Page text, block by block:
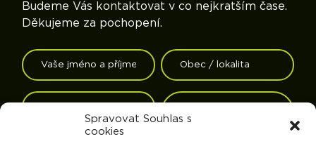
Spravovat Souhlas s
cookies
Budeme Vás kontaktovat v co nejkratším čase.
Děkujeme za pochopení.